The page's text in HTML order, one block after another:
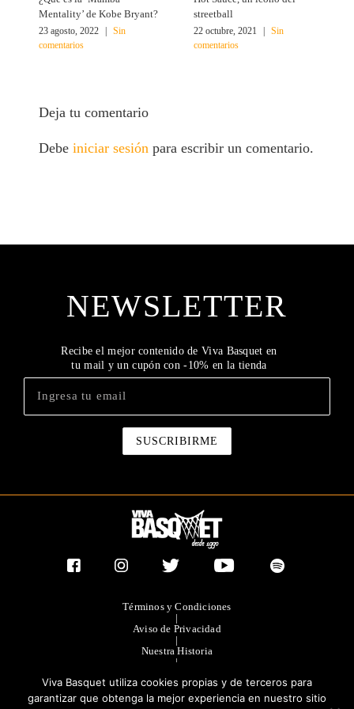
Mentality’ de Kobe Bryant?
23 agosto, 2022
Sin
comentarios
streetball
22 octubre, 2021
Sin
comentarios
Deja tu comentario
Debeiniciar sesiónpara escribir un comentario.
NEWSLETTER
Recibe el mejor contenido de Viva Basquet en
tu mail y un cupón con -10% en la tienda
Términos y Condiciones
|
Aviso de Privacidad
|
Nuestra Historia
|
|
Publicidad
Viva Basquet utiliza cookies propias y de terceros para
garantizar que obtenga la mejor experiencia en nuestro sitio